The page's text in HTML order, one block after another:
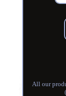
All our